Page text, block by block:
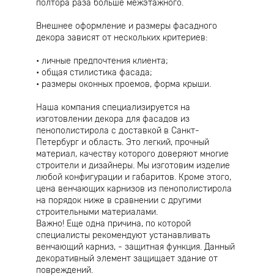
полтора раза больше межэтажного.
Внешнее оформление и размеры фасадного
декора зависят от нескольких критериев:
личные предпочтения клиента;
общая стилистика фасада;
размеры оконных проемов, форма крыши.
Наша компания специализируется на
изготовлении декора для фасадов из
пенополистирола с доставкой в Санкт-
Петербург и область. Это легкий, прочный
материал, качеству которого доверяют многие
строители и дизайнеры. Мы изготовим изделие
любой конфигурации и габаритов. Кроме этого,
цена венчающих карнизов из пенополистирола
на порядок ниже в сравнении с другими
строительными материалами.
Важно! Еще одна причина, по которой
специалисты рекомендуют устанавливать
венчающий карниз, - защитная функция. Данный
декоративный элемент защищает здание от
повреждений.